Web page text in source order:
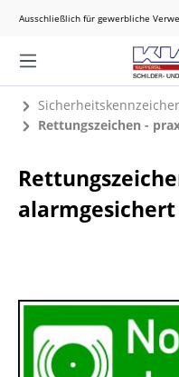
Ausschließlich für gewerbliche
Rettungszeichen -
alarmgesichert